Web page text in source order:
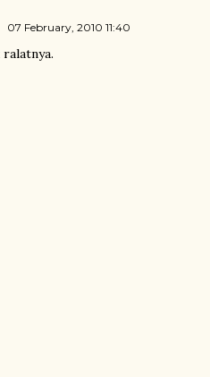
07 February, 2010 11:40